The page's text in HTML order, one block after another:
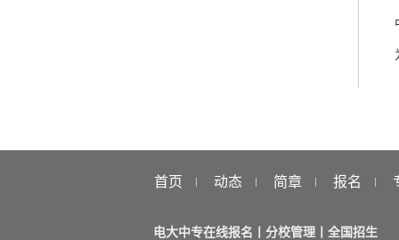
首页 动态 简章 报名
电大中专在线报名丨分校管理丨全国招生